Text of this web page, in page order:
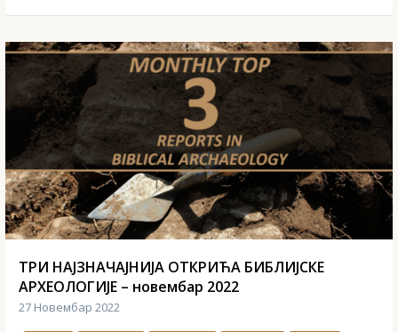
ТРИ НАЈЗНАЧАЈНИЈА ОТКРИЋА БИБЛИЈСКЕ
АРХЕОЛОГИЈЕ – новембар 2022
27 Новембар 2022